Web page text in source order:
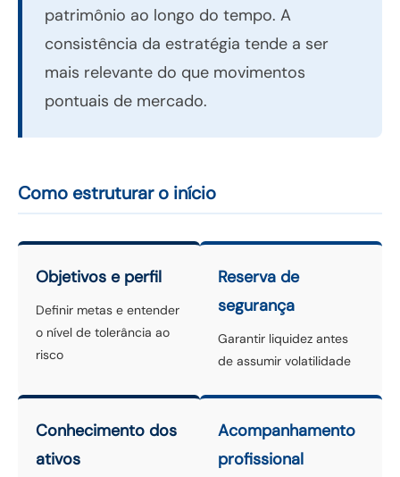
patrimônio ao longo do tempo. A
consistência da estratégia tende a ser
mais relevante do que movimentos
pontuais de mercado.
Como estruturar o início
Objetivos e perfil
Definir metas e entender
o nível de tolerância ao
risco
Reserva de
segurança
Garantir liquidez antes
de assumir volatilidade
Conhecimento dos
ativos
Acompanhamento
profissional